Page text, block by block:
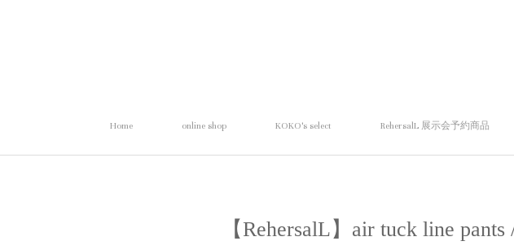
Home online shop KOKO's select RehersalL 展示会予約商品
【RehersalL】air tuck line